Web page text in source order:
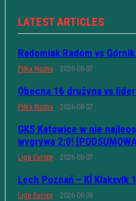
LATEST ARTICLES
Radomiak Radom vs
Piłka Nożna 2026-08-07
Obecna 16 drużyna vs
Piłka Nożna 2026-08-07
GKS Katowice w nie
wygrywa 2:0!
Liga Europy 2026-08-07
Lech Poznań – KÍ Klaksvík
Liga Europy 2026-08-06